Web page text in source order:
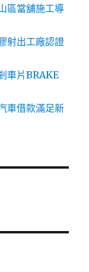
區當舖施工導
射出工廠認證
車片BRAKE
車借款滿足新